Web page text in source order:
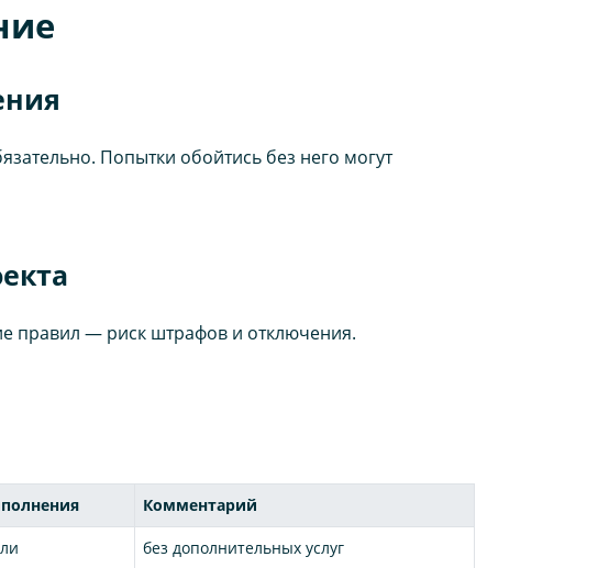
Попытки обойтись без него могут
правил — риск штрафов и отключения.
Комментарий
без дополнительных услуг